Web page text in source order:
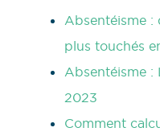
Absentéisme :
plus touchés
Absentéisme :
2023
Comment